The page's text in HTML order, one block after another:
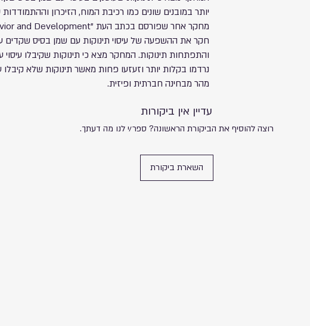
יותר במובנים שונים כמו רכיבת המוח, הזיכרון
חקר את ההשפעה של עיסוי תינוקות עם שמן בסיס שקדים
והתפתחות תינוקות. המחקר מצא כי תינוקות שקיבלו
נרדמו בקלות יותר וזעזעו פחות מאשר תינוקות שלא קיבלו
מהר מבחינה חברתית ופיזית.
עדיין אין ביקורות
רוצה להוסיף את הביקורת הראשונה? ספר/י לנו מה דעתך.
השארת ביקורת